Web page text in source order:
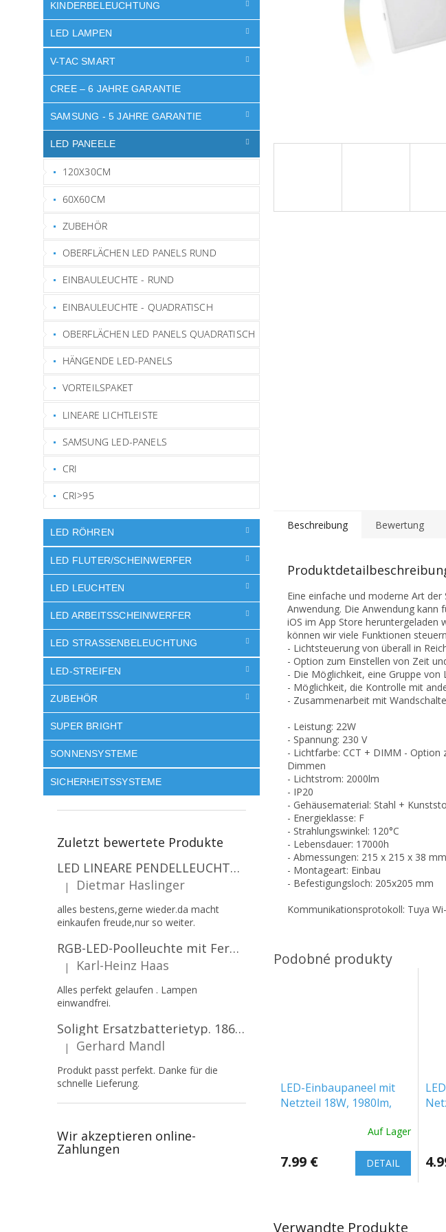
KINDERBELEUCHTUNG
LED LAMPEN
V-TAC SMART
CREE – 6 JAHRE GARANTIE
SAMSUNG - 5 JAHRE GARANTIE
LED PANEELE
120X30CM
60X60CM
ZUBEHÖR
OBERFLÄCHEN LED PANELS RUND
EINBAULEUCHTE - RUND
EINBAULEUCHTE - QUADRATISCH
OBERFLÄCHEN LED PANELS QUADRATISCH
HÄNGENDE LED-PANELS
VORTEILSPAKET
LINEARE LICHTLEISTE
SAMSUNG LED-PANELS
CRI
CRI>95
LED RÖHREN
LED FLUTER/SCHEINWERFER
LED LEUCHTEN
LED ARBEITSSCHEINWERFER
LED STRASSENBELEUCHTUNG
LED-STREIFEN
ZUBEHÖR
SUPER BRIGHT
SONNENSYSTEME
SICHERHEITSSYSTEME
Zuletzt bewertete Produkte
LED LINEARE PENDELLEUCHTE EXECULINE 120CM, 30W, 3750LM, 96°, 4000K, IP20, WEISS [207806]
Die Produktbewertung beträgt 5 von 5 Sternen.
| Dietmar Haslinger
alles bestens,gerne wieder.da macht
einkaufen freude,nur so weiter.
RGB-LED-Poolleuchte mit Fernbedienung, 12W, 1260lm, PAR56, 12V, 1+1 gratis!
Die Produktbewertung beträgt 5 von 5 Sternen.
| Karl-Heinz Haas
Alles perfekt gelaufen . Lampen
einwandfrei.
Solight Ersatzbatterietyp. 18650, 3,7 V, Li-Ion, 2200 mAh [WN900]
Die Produktbewertung beträgt 5 von 5 Sternen.
| Gerhard Mandl
Produkt passt perfekt. Danke für die
schnelle Lieferung.
Wir akzeptieren online-
Zahlungen
Verwandte Produkte
Beschreibung Bewertung
Eine einfache und moderne Art
Anwendung. Die Anwendung kann
iOS im App Store heruntergeladen
können wir viele Funktionen
- Lichtsteuerung von überall in
- Option zum Einstellen von Zeit
- Die Möglichkeit, eine Gruppe von
- Möglichkeit, die Kontrolle mit
- Zusammenarbeit mit
- Leistung: 22W
- Spannung: 230 V
- Lichtfarbe: CCT + DIMM -
Dimmen
- Lichtstrom: 2000lm
- IP20
- Gehäusematerial: Stahl +
- Energieklasse: F
- Strahlungswinkel: 120°C
- Lebensdauer: 17000h
- Abmessungen: 215 x 215 x 38 mm
- Montageart: Einbau
- Befestigungsloch: 205x205 mm
Kommunikationsprotokoll: Tuya
LED-Einbaupaneel mit
Netzteil 18W, 1980lm,
3000 K/4000 K/6500 K,
Auf Lager
7.99 € DETAIL